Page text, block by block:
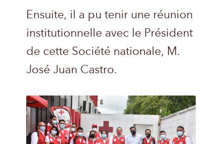
Ensuite, il a pu tenir une réunion
institutionnelle avec le Président
de cette Société nationale, M.
José Juan Castro.